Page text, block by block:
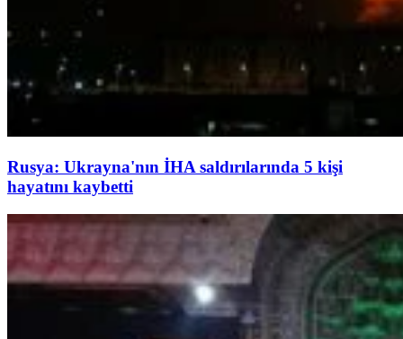
Rusya: Ukrayna'nın İHA saldırılarında 5 kişi
hayatını kaybetti